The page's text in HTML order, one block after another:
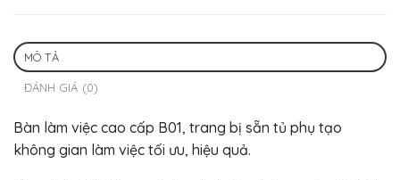
MÔ TẢ
ĐÁNH GIÁ (0)
Bàn làm việc cao cấp B01, trang bị sẵn tủ phụ tạo
không gian làm việc tối ưu, hiệu quả.